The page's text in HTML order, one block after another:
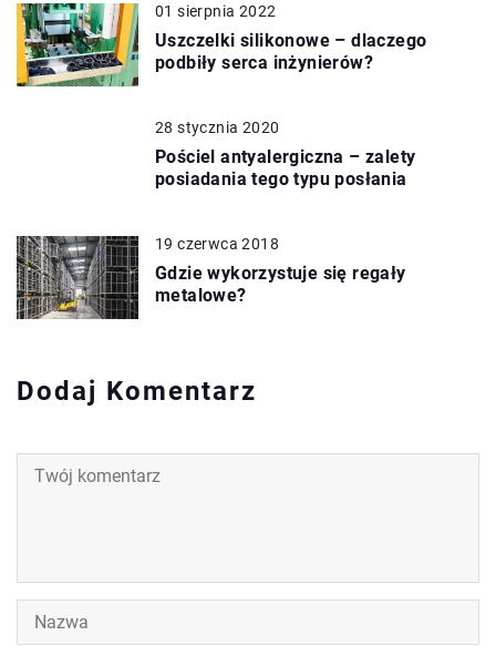
01 sierpnia 2022
Uszczelki silikonowe – dlaczego
podbiły serca inżynierów?
28 stycznia 2020
Pościel antyalergiczna – zalety
posiadania tego typu posłania
19 czerwca 2018
Gdzie wykorzystuje się regały
metalowe?
Dodaj Komentarz